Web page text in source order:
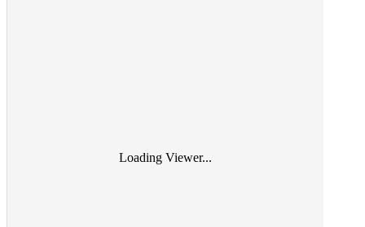
Loading Viewer...